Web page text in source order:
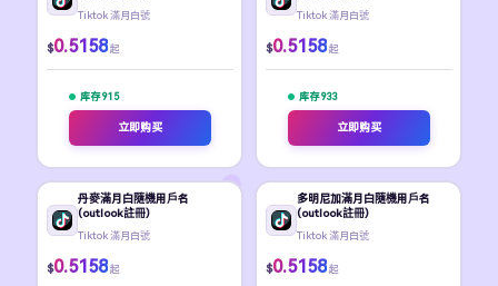
Tiktok 滿月白號
$0.5158 起
库存 915
立即购买
Tiktok 滿月白號
$0.5158 起
库存 933
立即购买
丹麥滿月白隨機用戶名
(outlook註冊)
Tiktok 滿月白號
$0.5158 起
多明尼加滿月白隨機用戶名
(outlook註冊)
Tiktok 滿月白號
$0.5158 起